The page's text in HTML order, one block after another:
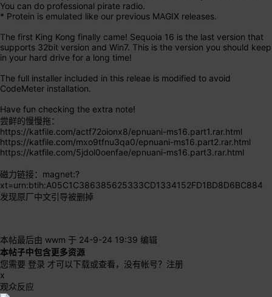
You can do professional pirate radio.
* Protein is emulated like our previous MAGIX releases.
The first King Kong finally came! Sequoia 16 is the last version that
supports 32bit version and Win7. This is the version you should keep
in your hard drive for a long time!
The full installer included in this releae is modified to avoid
CodeMeter installation.
Have fun checking the extra note!
尝鲜的慢慢拖：
https://katfile.com/actf72oionx8/epnuani-ms16.part1.rar.html
https://katfile.com/mxo9tfnu3qa0/epnuani-ms16.part2.rar.html
https://katfile.com/5jdol0oenfae/epnuani-ms16.part3.rar.html
磁力链接：magnet:?
xt=urn:btih:A05C1C386385625333CD1334152FD1BD8D6BC884
发现原厂中文引导被删掉
本帖最后由 wwm 于 24-9-24 19:39 编辑
本帖子中包含更多资源
您需要 登录 才可以下载或查看，没有帐号？ 注册
x
观众反应